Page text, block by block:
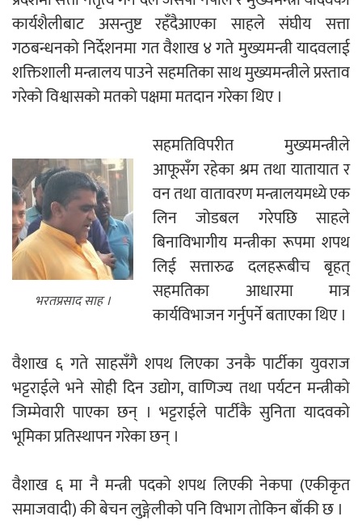
नदी अधिकारका ती कानुनी पाटा, जसले
बनाउँछ नदीलाई संरक्षण हकदार
प्रतिस्पर्धाबिनाको नियुक्ति बदरबारे अन्तरिम
आदेश निक्र्योल गर्न असार ६ मा पेसी
निर्धारित ठाउँमा राजर्षिजनक विश्वविद्यालय
भवन बनाउन उपकुलपतिद्वारा आनाकानी
कार्यशैलीबाट असन्तुष्ट रहँदैआएका साहले संघीय सत्ता
गठबन्धनको निर्देशनमा गत वैशाख ४ गते मुख्यमन्त्री यादवलाई
शक्तिशाली मन्त्रालय पाउने सहमतिका साथ मुख्यमन्त्रीले प्रस्ताव
गरेको विश्वासको मतको पक्षमा मतदान गरेका थिए ।
भरतप्रसाद साह ।
सहमतिविपरीत मुख्यमन्त्रीले
आफूसँग रहेका श्रम तथा यातायात र
वन तथा वातावरण मन्त्रालयमध्ये एक
लिन जोडबल गरेपछि साहले
बिनाविभागीय मन्त्रीका रूपमा शपथ
लिई सत्तारुढ दलहरूबीच बृहत्
सहमतिका आधारमा मात्र
कार्यविभाजन गर्नुपर्ने बताएका थिए ।
वैशाख ६ गते साहसँगै शपथ लिएका उनकै पार्टीका युवराज
भट्टराईले भने सोही दिन उद्योग, वाणिज्य तथा पर्यटन मन्त्रीको
जिम्मेवारी पाएका छन् । भट्टराईले पार्टीकै सुनिता यादवको
भूमिका प्रतिस्थापन गरेका छन् ।
वैशाख ६ मा नै मन्त्री पदको शपथ लिएकी नेकपा (एकीकृत
समाजवादी) की बेचन लुङ्गेलीको पनि विभाग तोकिन बाँकी छ ।